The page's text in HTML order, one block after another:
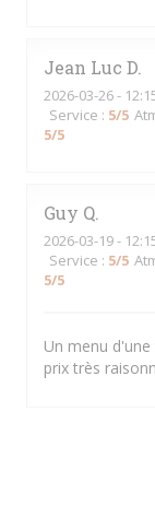
Jean Luc D
2026-03-26-
Service : 5/5
5/5
Guy Q
2026-03-19-
Service : 5/5
5/5
Un menu
prix très